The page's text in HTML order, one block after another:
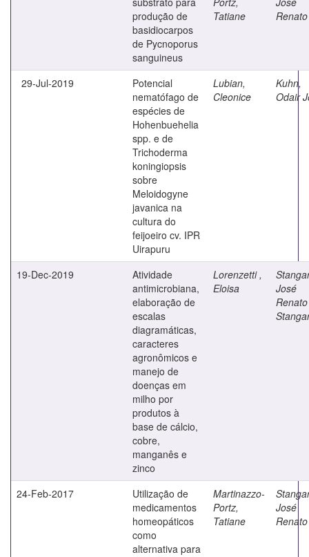
produção de
basidiocarpos
de Pycnoporus
sanguineus
Tatiane
Renato
29-Jul-2019
Potencial
nematófago de
espécies de
Hohenbuehelia
spp. e de
Trichoderma
koningiopsis
sobre
Meloidogyne
javanica na
cultura do
feijoeiro cv. IPR
Uirapuru
Lubian,
Cleonice
Kuhn,
Odair
19-Dec-2019
Atividade
antimicrobiana,
elaboração de
escalas
diagramáticas,
caracteres
agronômicos e
manejo de
doenças em
milho por
produtos à
base de cálcio,
cobre,
manganês e
zinco
Lorenzetti ,
Eloisa
José
Renato
24-Feb-2017
Utilização de
medicamentos
homeopáticos
como
alternativa para
Martinazzo-
Portz,
Tatiane
José
Renato